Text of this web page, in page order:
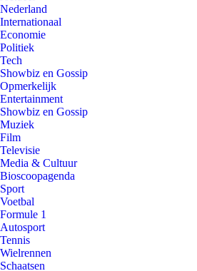
Nederland
Internationaal
Economie
Politiek
Tech
Showbiz en Gossip
Opmerkelijk
Entertainment
Showbiz en Gossip
Muziek
Film
Televisie
Media & Cultuur
Bioscoopagenda
Sport
Voetbal
Formule 1
Autosport
Tennis
Wielrennen
Schaatsen